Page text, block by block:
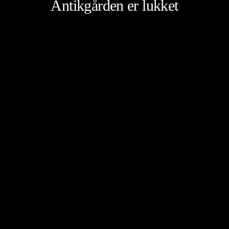
Antikgården er lukket